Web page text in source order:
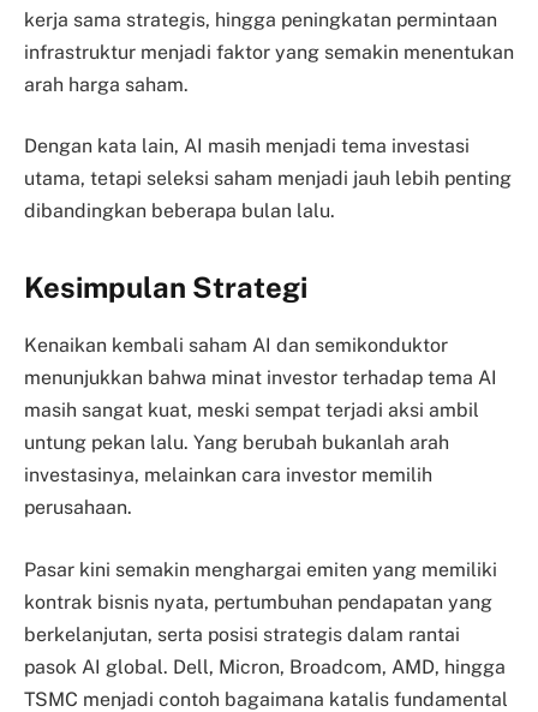
kerja sama strategis, hingga peningkatan permintaan
infrastruktur menjadi faktor yang semakin menentukan
arah harga saham.
Dengan kata lain, AI masih menjadi tema investasi
utama, tetapi seleksi saham menjadi jauh lebih penting
dibandingkan beberapa bulan lalu.
Kesimpulan Strategi
Kenaikan kembali saham AI dan semikonduktor
menunjukkan bahwa minat investor terhadap tema AI
masih sangat kuat, meski sempat terjadi aksi ambil
untung pekan lalu. Yang berubah bukanlah arah
investasinya, melainkan cara investor memilih
perusahaan.
Pasar kini semakin menghargai emiten yang memiliki
kontrak bisnis nyata, pertumbuhan pendapatan yang
berkelanjutan, serta posisi strategis dalam rantai
pasok AI global. Dell, Micron, Broadcom, AMD, hingga
TSMC menjadi contoh bagaimana katalis fundamental